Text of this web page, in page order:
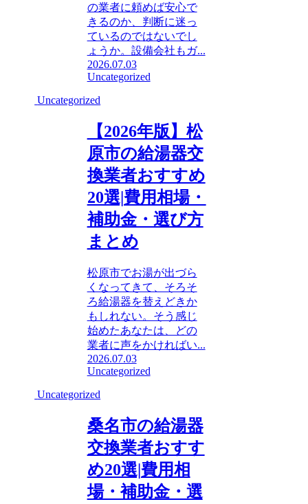
の業者に頼めば安心で
きるのか、判断に迷っ
ているのではないでし
ょうか。設備会社もガ...
2026.07.03
Uncategorized
Uncategorized
【2026年版】松
原市の給湯器交
換業者おすすめ
20選|費用相場・
補助金・選び方
まとめ
松原市でお湯が出づら
くなってきて、そろそ
ろ給湯器を替えどきか
もしれない。そう感じ
始めたあなたは、どの
業者に声をかければい...
2026.07.03
Uncategorized
Uncategorized
桑名市の給湯器
交換業者おすす
め20選|費用相
場・補助金・選